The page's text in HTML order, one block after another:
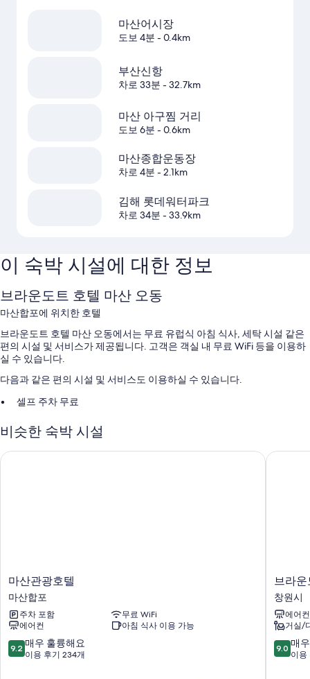
마산어시장
도보 4분 - 0.4km
부산신항
차로 33분 - 32.7km
마산 아구찜 거리
도보 6분 - 0.6km
마산종합운동장
차로 4분 - 2.1km
김해 롯데워터파크
차로 34분 - 33.9km
이 숙박 시설에 대한 정보
브라운도트 호텔 마산 오동
마산합포에 위치한 호텔
브라운도트 호텔 마산 오동에서는 무료 유럽식 아침 식사, 세탁 시설 같은
편의 시설 및 서비스가 제공됩니다. 고객은 객실 내 무료 WiFi 등을 이용하
실 수 있습니다.
다음과 같은 편의 시설 및 서비스도 이용하실 수 있습니다.
셀프 주차 무료
엘리베이터 및 24시간 운영 프런트 데스크
샤워기/욕조 결합, 무료 세면용품 및 헤어드라이어
평면 TV - 케이블 TV 채널 이용 가능
바닥 난방, 별도의 좌석 공간 및 난방
비슷한 숙박 시설
마
산
관
광
호
텔
마
마산관광호텔
마산합포
주차 포함
무료 WiFi
에어컨
아침 식사 이용 가능
10
점
9.2 매우 훌륭해요
이용 후기 234개
마산관광호텔
브
라
운
도
트
호
텔
브라
창원시
에어컨
거실/
10
점
9.0 매
이용
브라운